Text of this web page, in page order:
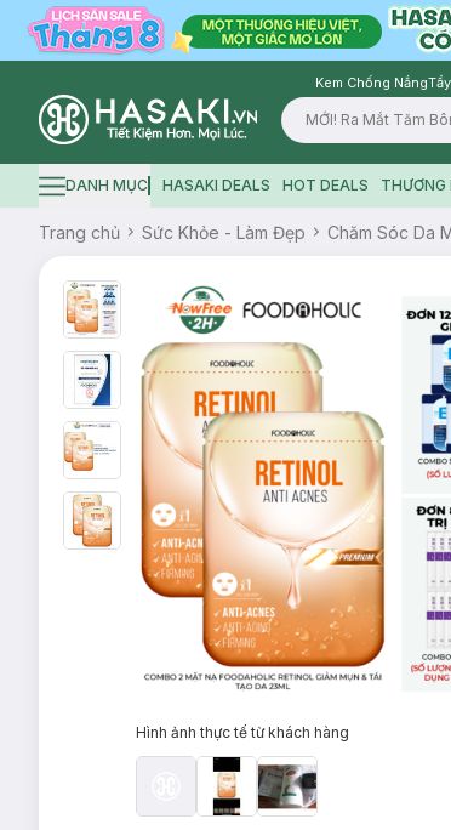
Kem Chống Nắng
Logo
Hamburger icon
DANH MỤC HASAKI DEALS HOT DEALS THƯƠNG
Trang chủ Sức Khỏe - Làm Đẹp Chăm Sóc Da
Hình ảnh thực tế từ khách hàng